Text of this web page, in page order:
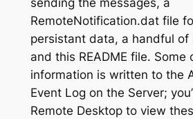
sending the messages, a
RemoteNotification.dat file
persistant data, a handful of
and this README file. Some
information is written to the
Event Log on the Server;
Remote Desktop to view